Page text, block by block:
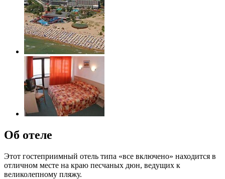
Об отеле
Этот гостеприимный отель типа «все включено» находится в
отличном месте на краю песчаных дюн, ведущих к
великолепному пляжу.